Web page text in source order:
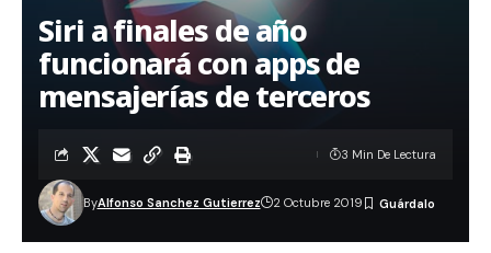
Siri a finales de año
funcionará con apps de
mensajerías de terceros
ByAlfonso Sanchez Gutierrez 2 Octubre 2019
3 Min De Lectura